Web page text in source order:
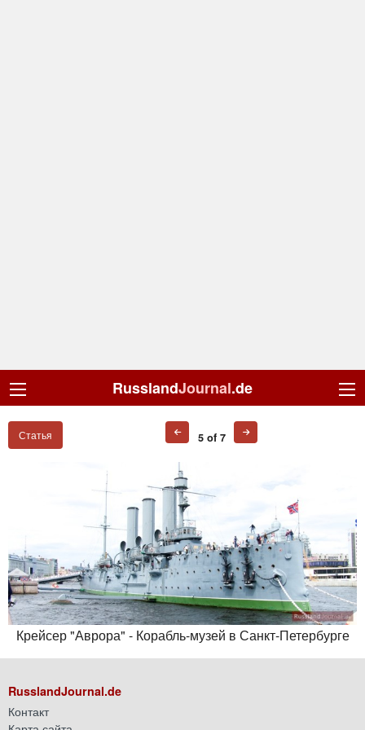
RusslandJournal.de
Статья 5 of 7
Крейсер "Аврора" - Корабль-музей в Санкт-Петербурге
RusslandJournal.de
Контакт